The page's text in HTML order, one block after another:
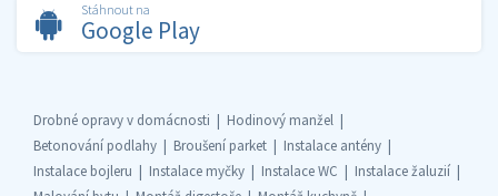
Stáhnout na
Google Play
Drobné opravy v domácnosti
Hodinový manžel
Betonování podlahy
Broušení parket
Instalace antény
Instalace bojleru
Instalace myčky Instalace WC
Instalace žaluzií